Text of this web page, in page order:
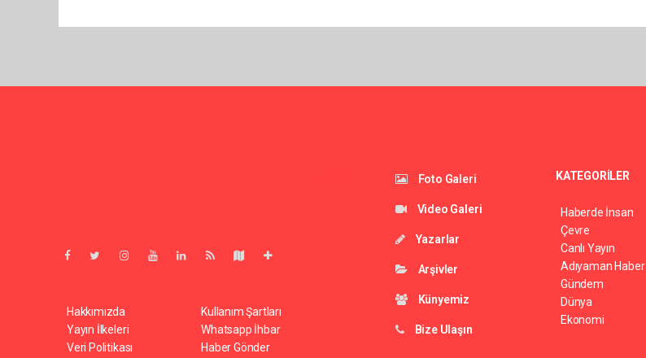
Hakkımızda
Yayın İlkeleri
Veri Politikası
Kullanım Şartları
Whatsapp İhbar
Haber Gönder
Foto Galeri
Video Galeri
Yazarlar
Arşivler
Künyemiz
Bize Ulaşın
KATEGORİLER
Haberde İnsan
Çevre
Canlı Yayın
Adıyaman Haber
Gündem
Dünya
Ekonomi